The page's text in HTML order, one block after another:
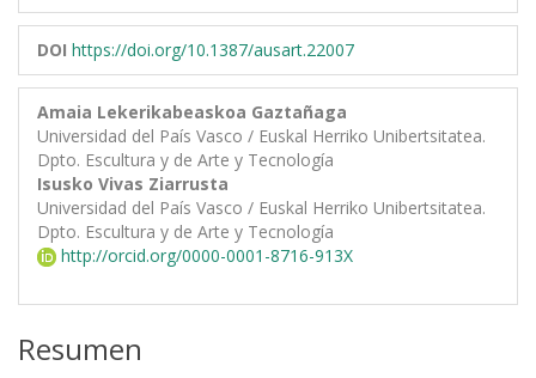
DOI https://doi.org/10.1387/ausart.22007
Amaia Lekerikabeaskoa Gaztañaga
Universidad del País Vasco / Euskal Herriko Unibertsitatea.
Dpto. Escultura y de Arte y Tecnología
Isusko Vivas Ziarrusta
Universidad del País Vasco / Euskal Herriko Unibertsitatea.
Dpto. Escultura y de Arte y Tecnología
http://orcid.org/0000-0001-8716-913X
Resumen